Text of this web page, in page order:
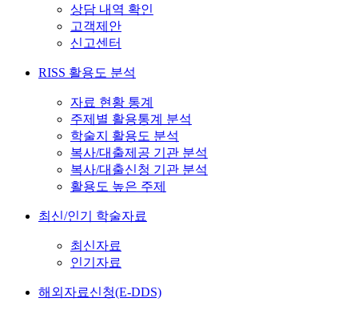
상담 내역 확인
고객제안
신고센터
RISS 활용도 분석
자료 현황 통계
주제별 활용통계 분석
학술지 활용도 분석
복사/대출제공 기관 분석
복사/대출신청 기관 분석
활용도 높은 주제
최신/인기 학술자료
최신자료
인기자료
해외자료신청(E-DDS)